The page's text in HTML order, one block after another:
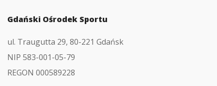
Gdański Ośrodek Sportu
ul. Traugutta 29, 80-221 Gdańsk
NIP 583-001-05-79
REGON 000589228